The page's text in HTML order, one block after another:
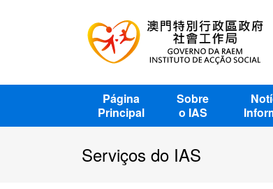
Página
Principal
Sobre
o IAS
Serviços do IAS